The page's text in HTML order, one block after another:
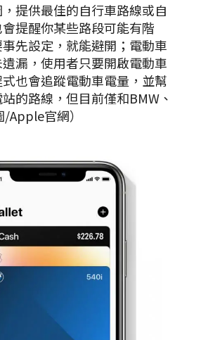
提供最佳的自行車路線或自
提醒你某些路段可能有階
先設定，就能避開；電動車
漏，使用者只要開啟電動車
也會追蹤電動車電量，並幫
的路線，但目前僅和BMW、
Apple官網）